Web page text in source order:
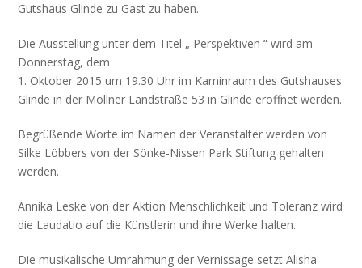
Gutshaus Glinde zu Gast zu haben.
Die Ausstellung unter dem Titel „ Perspektiven “ wird am
Donnerstag, dem
1. Oktober 2015 um 19.30 Uhr im Kaminraum des Gutshauses
Glinde in der Möllner Landstraße 53 in Glinde eröffnet werden.
Begrüßende Worte im Namen der Veranstalter werden von
Silke Löbbers von der Sönke-Nissen Park Stiftung gehalten
werden.
Annika Leske von der Aktion Menschlichkeit und Toleranz wird
die Laudatio auf die Künstlerin und ihre Werke halten.
Die musikalische Umrahmung der Vernissage setzt Alisha